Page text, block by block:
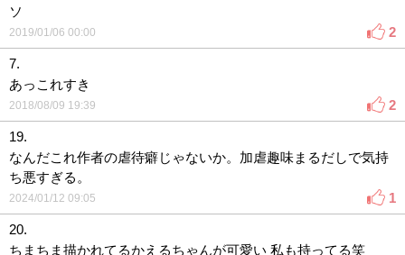
ソ
2019/01/06 00:00 2
7.
あっこれすき
2018/08/09 19:39 2
19.
なんだこれ作者の虐待癖じゃないか。加虐趣味まるだしで気持
ち悪すぎる。
2024/01/12 09:05 1
20.
ちまちま描かれてるかえるちゃんが可愛い 私も持ってる笑